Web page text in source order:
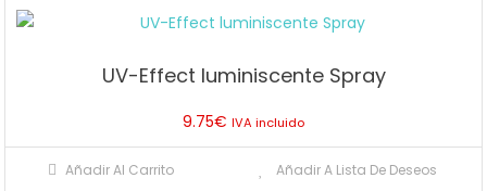
UV-Effect luminiscente Spray
9.75€ IVA incluido
Añadir Al Carrito Añadir A Lista De Deseos